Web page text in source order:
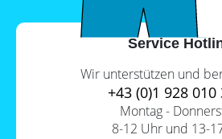
Service
Wir unterstützen und
+43 (0)1 928 010
Montag -
8-12 Uhr und 13-